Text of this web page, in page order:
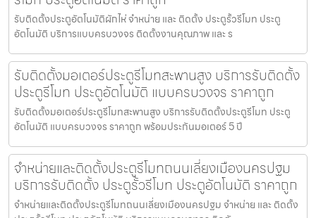
รับติดตั้งประตูอัตโนมัติผักไห่ จำหน่าย และ ติดตั้ง ประตูรั้วรีโมท ประตู
อัตโนมัติ บริการแบบครบวงจร ติดตั้งงานคุณภาพ และ ร
รับติดตั้งมอเตอร์ประตูรีโมทสะพานสูง บริการรับติดตั้ง
ประตูรีโมท ประตูอัตโนมัติ แบบครบวงจร ราคาถูก
รับติดตั้งมอเตอร์ประตูรีโมทสะพานสูง บริการรับติดตั้งประตูรีโมท ประตู
อัตโนมัติ แบบครบวงจร ราคาถูก พร้อมประกันมอเตอร์ 5 ปี
จำหน่ายและติดตั้งประตูรีโมทถนนเลี่ยงเมืองนครปฐม
บริการรับติดตั้ง ประตูรั้วรีโมท ประตูอัตโนมัติ ราคาถูก
จำหน่ายและติดตั้งประตูรีโมทถนนเลี่ยงเมืองนครปฐม จำหน่าย และ ติดตั้ง